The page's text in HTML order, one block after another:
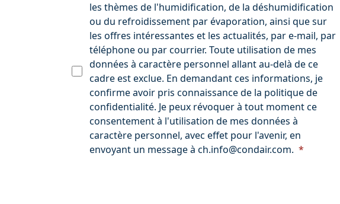
les thèmes de l'humidification, de la déshumidification
ou du refroidissement par évaporation, ainsi que sur
les offres intéressantes et les actualités, par e-mail, par
téléphone ou par courrier. Toute utilisation de mes
données à caractère personnel allant au-delà de ce
cadre est exclue. En demandant ces informations, je
confirme avoir pris connaissance de la politique de
confidentialité. Je peux révoquer à tout moment ce
consentement à l'utilisation de mes données à
caractère personnel, avec effet pour l'avenir, en
envoyant un message à ch.info@condair.com. *